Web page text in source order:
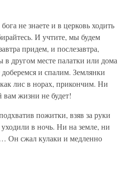
не знаете и в церковь ходить
И учтите, мы будем
придем, и послезавтра,
в другом месте палатки или дома
и спалим. Землянки
лис в норах, прикончим. Ни
вам жизни не будет!
пожитки, взяв за руки
в ночь. Ни на земле, ни
Он сжал кулаки и медленно